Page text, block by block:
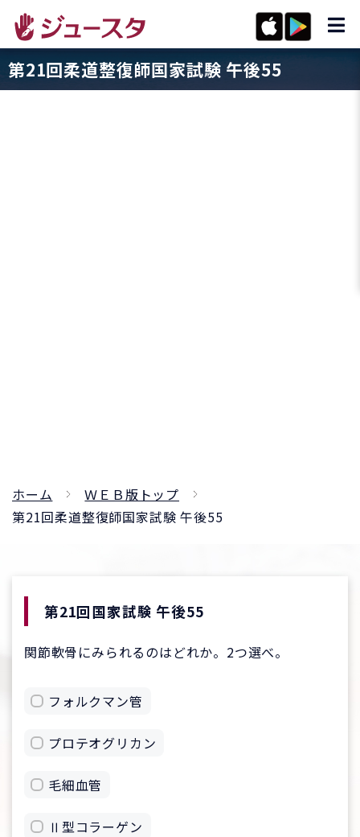
第21回柔道整復師国家試験 午後55
ホーム
ＷＥＢ版トップ
第21回柔道整復師国家試験 午後55
第21回国家試験 午後55
関節軟骨にみられるのはどれか。2つ選べ。
フォルクマン管
プロテオグリカン
毛細血管
Ⅱ型コラーゲン